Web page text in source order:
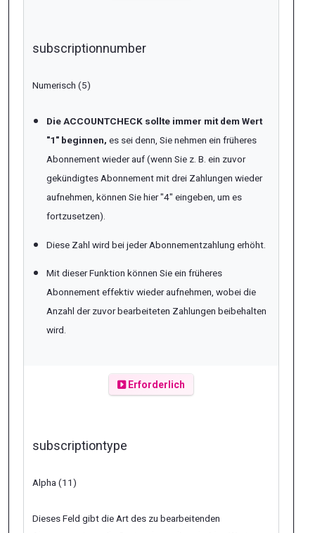
subscriptionnumber
Numerisch (5)
Die ACCOUNTCHECK sollte immer mit dem Wert
"1" beginnen, es sei denn, Sie nehmen ein früheres
Abonnement wieder auf (wenn Sie z. B. ein zuvor
gekündigtes Abonnement mit drei Zahlungen wieder
aufnehmen, können Sie hier "4" eingeben, um es
fortzusetzen).
Diese Zahl wird bei jeder Abonnementzahlung erhöht.
Mit dieser Funktion können Sie ein früheres
Abonnement effektiv wieder aufnehmen, wobei die
Anzahl der zuvor bearbeiteten Zahlungen beibehalten
wird.
Erforderlich
subscriptiontype
Alpha (11)
Dieses Feld gibt die Art des zu bearbeitenden